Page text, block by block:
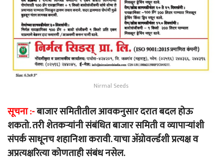
Nirmal Seeds
सूचना :-बाजार समितीतील आवकनुसार दरात बदल होऊ
शकतो. तरी शेतकऱ्यांनी संबंधित बाजार समिती व व्यापाऱ्यांशी
संपर्क साधूनच शहानिशा करावी. याचा ॲग्रोवर्ल्डशी प्रत्यक्ष व
अप्रत्यक्षरित्या कोणताही संबंध नसेल.